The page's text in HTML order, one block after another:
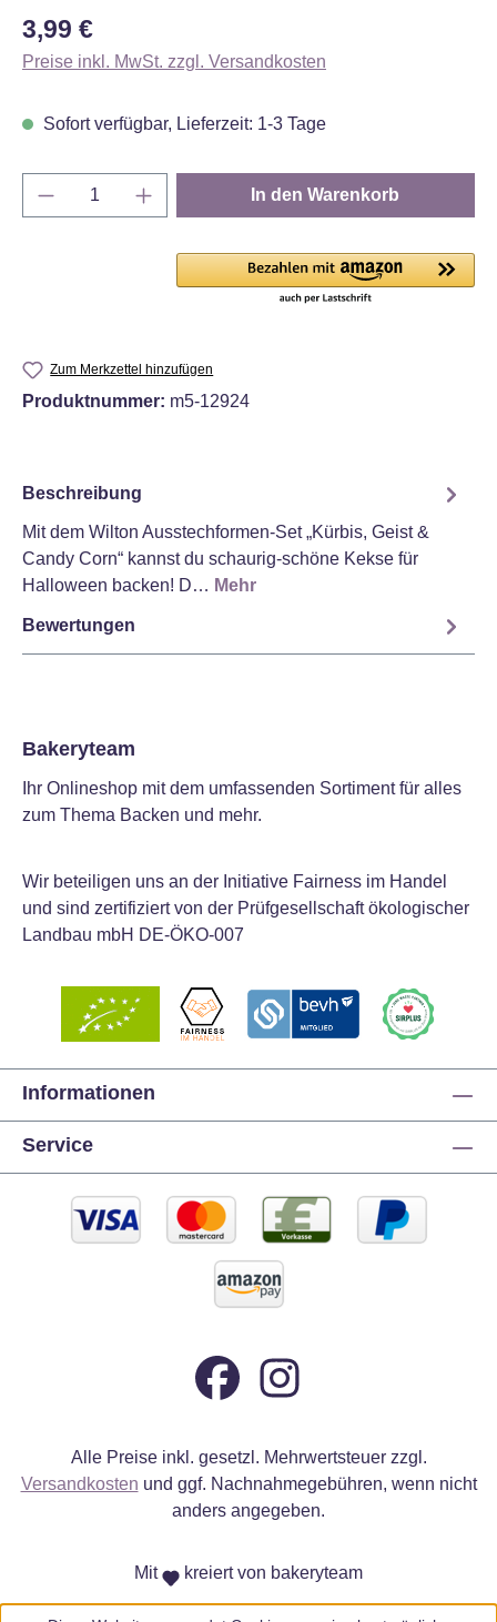
Regulärer Preis:
3,99 €
Preise inkl. MwSt. zzgl. Versandkosten
Sofort verfügbar, Lieferzeit: 1-3 Tage
Produkt Anzahl: Gib den gewünschten
In den Warenkorb
Zum Merkzettel hinzufügen
Produktnummer: m5-12924
Beschreibung
Mit dem Wilton Ausstechformen-Set „Kürbis, Geist &
Candy Corn“ kannst du schaurig-schöne Kekse für
Halloween backen! D… Mehr
Bewertungen
Bakeryteam
Ihr Onlineshop mit dem umfassenden Sortiment für alles
zum Thema Backen und mehr.
Wir beteiligen uns an der Initiative Fairness im Handel
und sind zertifiziert von der Prüfgesellschaft ökologischer
Landbau mbH DE-ÖKO-007
Informationen
Service
Alle Preise inkl. gesetzl. Mehrwertsteuer zzgl.
Versandkosten und ggf. Nachnahmegebühren, wenn nicht
anders angegeben.
Mit kreiert von bakeryteam